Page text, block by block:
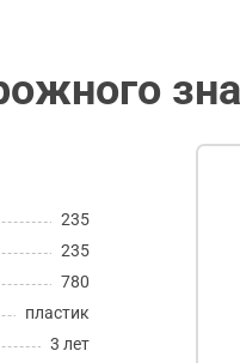
235
235
780
пластик
3 лет